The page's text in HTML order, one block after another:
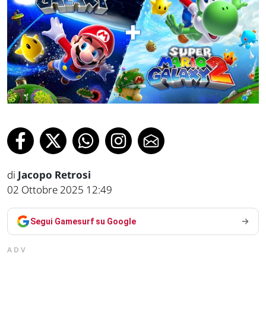
di Jacopo Retrosi
02 Ottobre 2025 12:49
Segui Gamesurf su Google
ADV